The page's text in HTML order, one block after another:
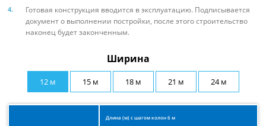
Готовая конструкция вводится в эксплуатацию. Подписывается
документ о выполнении постройки, после этого строительство
наконец будет законченным.
Ширина
12 м 15 м 18 м 21 м 24 м
Длина (м) с шагом колон 6 м